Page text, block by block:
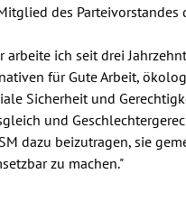
des Parteivorstandes
arbeite ich seit drei
für Gute Arbeit,
Sicherheit und
und
dazu beizutragen, sie
zu machen."